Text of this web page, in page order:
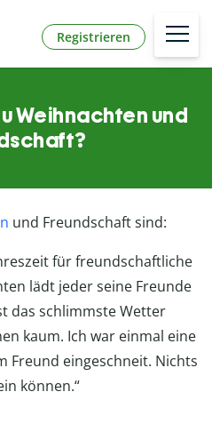
Registrieren
Weihnachten und
und Freundschaft sind:
für freundschaftliche
lädt jeder seine Freunde
das schlimmste Wetter
kaum. Ich war einmal eine
Freund eingeschneit. Nichts
können.“